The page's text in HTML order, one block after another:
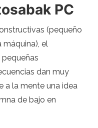
PC
(pequeño
máquina), el
dan muy
a la mente una idea
de bajo en